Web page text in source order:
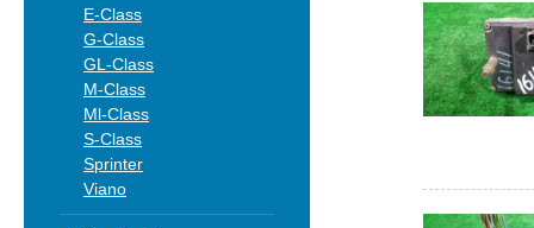
E-Class
G-Class
GL-Class
M-Class
Ml-Class
S-Class
Sprinter
Viano